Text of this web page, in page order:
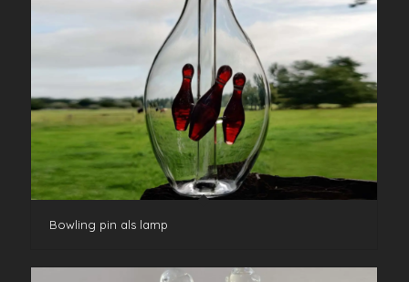
Bowling pin als lamp